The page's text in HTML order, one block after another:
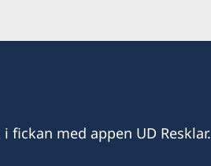
med appen UD Resklar.